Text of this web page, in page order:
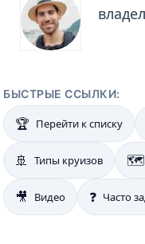
БЫСТРЫЕ ССЫЛКИ:
🏆 Перейти к списку
🚢 Типы круизов 🗺️
🎥 Видео ❓ Часто